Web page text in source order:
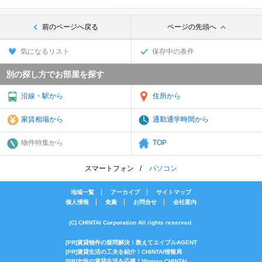
前のページへ戻る ページの先頭へ
気になるリスト 保存中の条件
別の探し方でお部屋を探す
沿線・駅から 住所から
家賃相場から 通勤通学時間から
物件特集から TOP
スマートフォン パソコン
地域一覧 アーカイブ
サイトマップ
個人情報
免責 お問合せ 会社案内
(C) CHINTAI Corporation All rights reserved.
[PR]賃貸物件の疑問解決！教えてエイブルAGENT
[PR]賃貸生活の工夫を紹介！CHINTAI情報局